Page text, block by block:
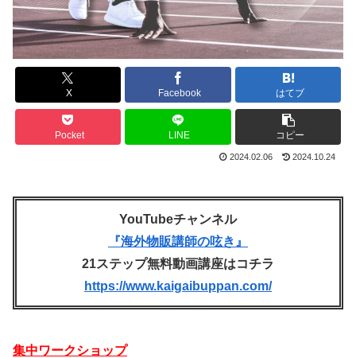
X Facebook はてブ
Pocket LINE コピー
2024.02.06 2024.10.24
YouTubeチャンネル
『海外物販講師の呟き』
21ステップ無料動画講座はコチラ
https://www.kaigaibuppan.com/
集中ワークショップ